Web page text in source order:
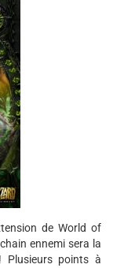
de World of
ennemi sera la
Plusieurs points à